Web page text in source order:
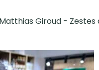
Giroud - Zestes